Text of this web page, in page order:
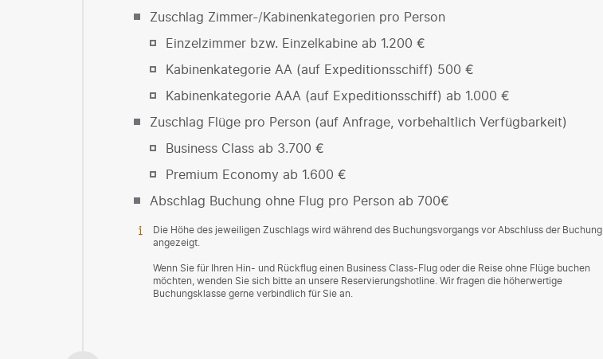
Zuschlag Zimmer-/Kabinenkategorien pro Person
Einzelzimmer bzw. Einzelkabine ab 1.200 €
Kabinenkategorie AA (auf Expeditionsschiff) 500 €
Kabinenkategorie AAA (auf Expeditionsschiff) ab 1.000 €
Zuschlag Flüge pro Person (auf Anfrage, vorbehaltlich Verfügbarkeit)
Business Class ab 3.700 €
Premium Economy ab 1.600 €
Abschlag Buchung ohne Flug pro Person ab 700€
Die Höhe des jeweiligen Zuschlags wird während des Buchungsvorgangs vor Abschluss der Buchung
angezeigt.
Wenn Sie für Ihren Hin- und Rückflug einen Business Class-Flug oder die Reise ohne Flüge buchen
möchten, wenden Sie sich bitte an unsere Reservierungshotline. Wir fragen die höherwertige
Buchungsklasse gerne verbindlich für Sie an.